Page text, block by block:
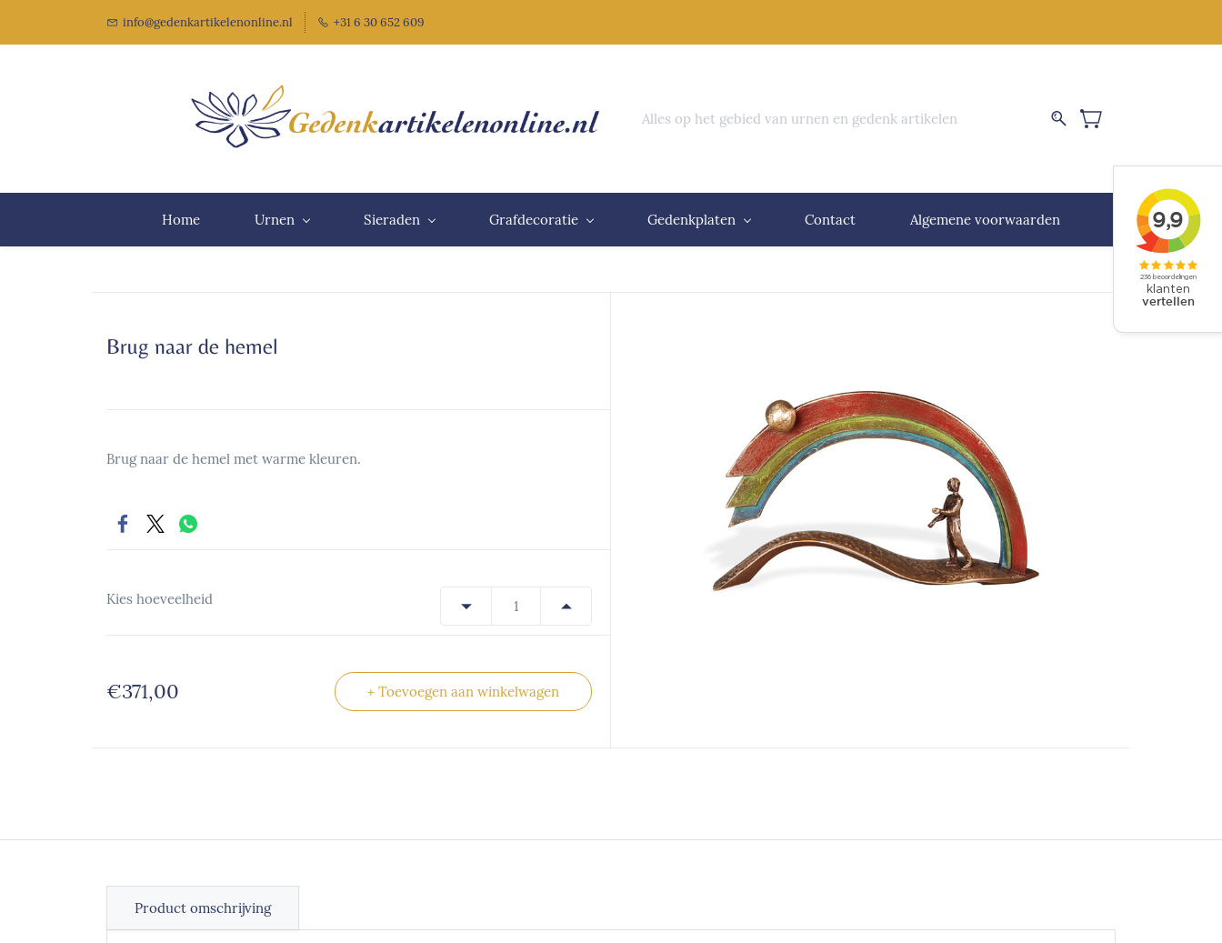
info@gedenkartikelenonline.nl +31 6 30 652 609
Alles op het gebied van urnen en gedenk artikelen
Home Urnen Sieraden Grafdecoratie Gedenkplaten Contact Algemene voorwaarden
Brug naar de hemel
Brug naar de hemel met warme kleuren.
Kies hoeveelheid
€371,00 + Toevoegen aan winkelwagen
Product omschrijving